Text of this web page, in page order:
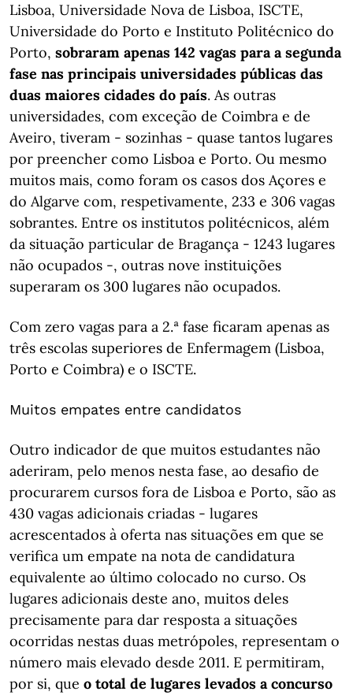
Lisboa, Universidade Nova de Lisboa, ISCTE,
Universidade do Porto e Instituto Politécnico do
Porto, sobraram apenas 142 vagas para a segunda
fase nas principais universidades públicas das
duas maiores cidades do país. As outras
universidades, com exceção de Coimbra e de
Aveiro, tiveram - sozinhas - quase tantos lugares
por preencher como Lisboa e Porto. Ou mesmo
muitos mais, como foram os casos dos Açores e
do Algarve com, respetivamente, 233 e 306 vagas
sobrantes. Entre os institutos politécnicos, além
da situação particular de Bragança - 1243 lugares
não ocupados -, outras nove instituições
superaram os 300 lugares não ocupados.
Com zero vagas para a 2.ª fase ficaram apenas as
três escolas superiores de Enfermagem (Lisboa,
Porto e Coimbra) e o ISCTE.
Muitos empates entre candidatos
Outro indicador de que muitos estudantes não
aderiram, pelo menos nesta fase, ao desafio de
procurarem cursos fora de Lisboa e Porto, são as
430 vagas adicionais criadas - lugares
acrescentados à oferta nas situações em que se
verifica um empate na nota de candidatura
equivalente ao último colocado no curso. Os
lugares adicionais deste ano, muitos deles
precisamente para dar resposta a situações
ocorridas nestas duas metrópoles, representam o
número mais elevado desde 2011. E permitiram,
por si, que o total de lugares levados a concurso